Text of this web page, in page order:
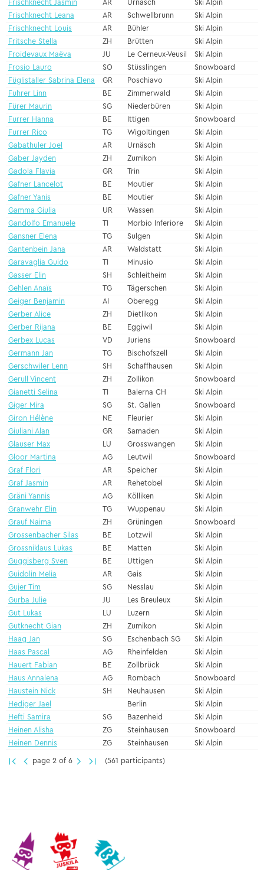
Frischknecht Jasmin
AR Urnäsch
Ski Alpin
Frischknecht Leana
AR Schwellbrunn
Ski Alpin
Frischknecht Louis
AR Bühler
Ski Alpin
Fritsche Stella
ZH Brütten
Ski Alpin
Froidevaux Maëva
JU Le Cerneux-Veusil
Ski Alpin
Frosio Lauro
SO Stüsslingen
Snowboard
Füglistaller Sabrina Elena
GR Poschiavo
Ski Alpin
Fuhrer Linn
BE Zimmerwald
Ski Alpin
Fürer Maurin
SG Niederbüren
Ski Alpin
Furrer Hanna
BE Ittigen
Snowboard
Furrer Rico
TG Wigoltingen
Ski Alpin
Gabathuler Joel
AR Urnäsch
Ski Alpin
Gaber Jayden
ZH Zumikon
Ski Alpin
Gadola Flavia
GR Trin
Ski Alpin
Gafner Lancelot
BE Moutier
Ski Alpin
Gafner Yanis
BE Moutier
Ski Alpin
Gamma Giulia
UR Wassen
Ski Alpin
Gandolfo Emanuele
TI Morbio Inferiore
Ski Alpin
Gansner Elena
TG Sulgen
Ski Alpin
Gantenbein Jana
AR Waldstatt
Ski Alpin
Garavaglia Guido
TI Minusio
Ski Alpin
Gasser Elin
SH Schleitheim
Ski Alpin
Gehlen Anaïs
TG Tägerschen
Ski Alpin
Geiger Benjamin
AI Oberegg
Ski Alpin
Gerber Alice
ZH Dietlikon
Ski Alpin
Gerber Rijana
BE Eggiwil
Ski Alpin
Gerbex Lucas
VD Juriens
Snowboard
Germann Jan
TG Bischofszell
Ski Alpin
Gerschwiler Lenn
SH Schaffhausen
Ski Alpin
Gerull Vincent
ZH Zollikon
Snowboard
Gianetti Selina
TI Balerna CH
Ski Alpin
Giger Mira
SG St. Gallen
Snowboard
Giron Hélène
NE Fleurier
Ski Alpin
Giuliani Alan
GR Samaden
Ski Alpin
Glauser Max
LU Grosswangen
Ski Alpin
Gloor Martina
AG Leutwil
Snowboard
Graf Flori
AR Speicher
Ski Alpin
Graf Jasmin
AR Rehetobel
Ski Alpin
Gräni Yannis
AG Kölliken
Ski Alpin
Granwehr Elin
TG Wuppenau
Ski Alpin
Grauf Naima
ZH Grüningen
Snowboard
Grossenbacher Silas
BE Lotzwil
Ski Alpin
Grossniklaus Lukas
BE Matten
Ski Alpin
Guggisberg Sven
BE Uttigen
Ski Alpin
Guidolin Melia
AR Gais
Ski Alpin
Gujer Tim
SG Nesslau
Ski Alpin
Gurba Julie
JU Les Breuleux
Ski Alpin
Gut Lukas
LU Luzern
Ski Alpin
Gutknecht Gian
ZH Zumikon
Ski Alpin
Haag Jan
SG Eschenbach SG
Ski Alpin
Haas Pascal
AG Rheinfelden
Ski Alpin
Hauert Fabian
BE Zollbrück
Ski Alpin
Haus Annalena
AG Rombach
Snowboard
Haustein Nick
SH Neuhausen
Ski Alpin
Hediger Jael
Berlin
Ski Alpin
Hefti Samira
SG Bazenheid
Ski Alpin
Heinen Alisha
ZG Steinhausen
Snowboard
Heinen Dennis
ZG Steinhausen
Ski Alpin
page 2 of 6
(561 participants)